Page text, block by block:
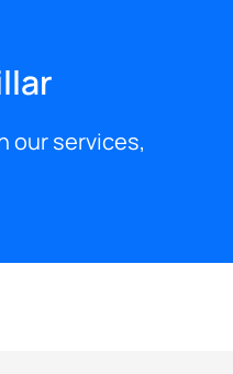
our services,